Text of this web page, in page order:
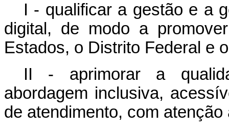
I - qualificar a gestão e a
digital, de modo a
Estados, o Distrito Federal e
II - aprimorar a
abordagem inclusiva,
de atendimento, com